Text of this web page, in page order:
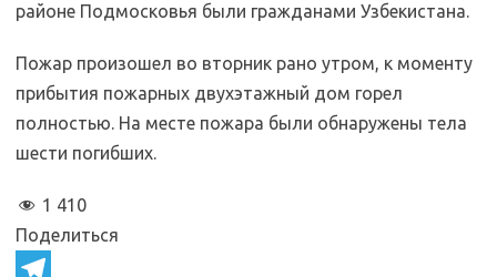
районе Подмосковья были гражданами Узбекистана.
Пожар произошел во вторник рано утром, к моменту
прибытия пожарных двухэтажный дом горел
полностью. На месте пожара были обнаружены тела
шести погибших.
1 410
Поделиться